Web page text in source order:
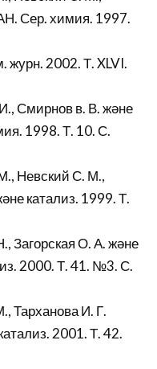
Сер. химия. 1997.
журн. 2002. Т. XLVI.
Смирнов в. В. және
1998. Т. 10. С.
Невский С. М.,
катализ. 1999. Т.
Загорская О. А. және
2000. Т. 41. №3. С.
Тарханова И. Г.
2001. Т. 42.